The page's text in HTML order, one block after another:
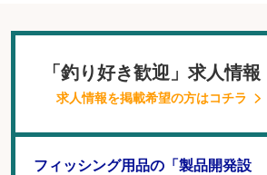
「釣り好き歓迎」求人情報
求人情報を掲載希望の方はコチラ
フィッシング用品の「製品開発設